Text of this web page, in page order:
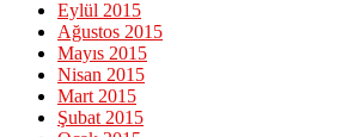
Eylül 2015
Ağustos 2015
Mayıs 2015
Nisan 2015
Mart 2015
Şubat 2015